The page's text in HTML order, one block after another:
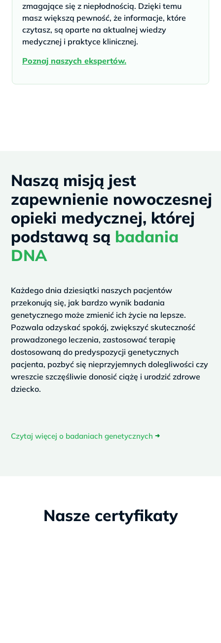
zmagające się z niepłodnością. Dzięki temu
masz większą pewność, że informacje, które
czytasz, są oparte na aktualnej wiedzy
medycznej i praktyce klinicznej.
Poznaj naszych ekspertów.
Naszą misją jest
zapewnienie nowoczesnej
opieki medycznej, której
podstawą są badania
DNA
Każdego dnia dziesiątki naszych pacjentów
przekonują się, jak bardzo wynik badania
genetycznego może zmienić ich życie na lepsze.
Pozwala odzyskać spokój, zwiększyć skuteczność
prowadzonego leczenia, zastosować terapię
dostosowaną do predyspozycji genetycznych
pacjenta, pozbyć się nieprzyjemnych dolegliwości czy
wreszcie szczęśliwie donosić ciążę i urodzić zdrowe
dziecko.
Czytaj więcej o badaniach genetycznych ➜
Nasze certyfikaty